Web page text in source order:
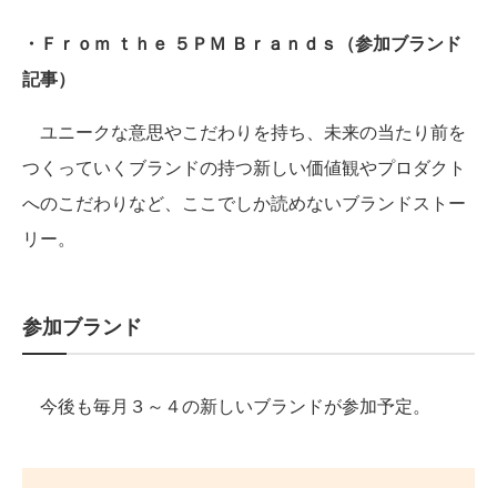
・Ｆｒｏｍ ｔｈｅ ５ＰＭ Ｂｒａｎｄｓ（参加ブランド
記事）
ユニークな意思やこだわりを持ち、未来の当たり前を
つくっていくブランドの持つ新しい価値観やプロダクト
へのこだわりなど、ここでしか読めないブランドストー
リー。
参加ブランド
今後も毎月３～４の新しいブランドが参加予定。